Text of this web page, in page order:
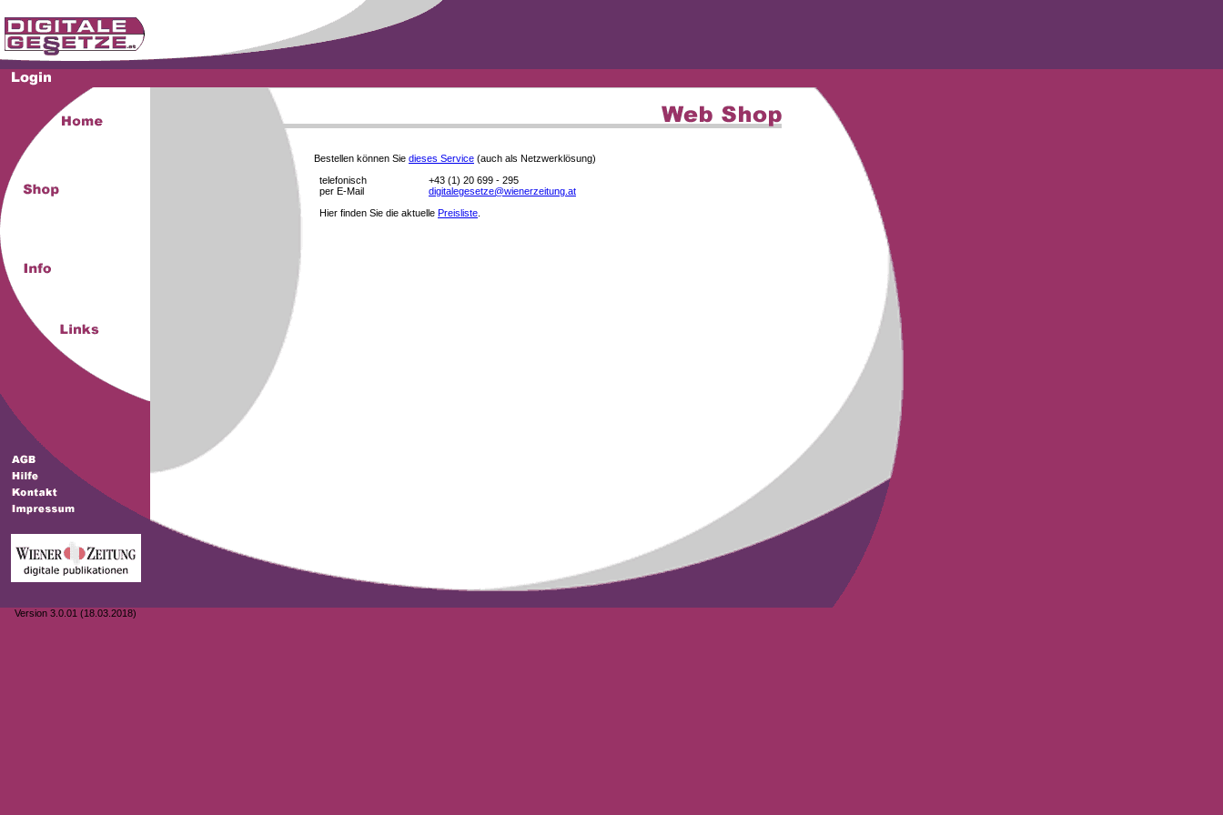
Version 3.0.01 (18.03.2018)
Bestellen können Sie dieses Service (auch als Netzwerklösung)
telefonisch
+43 (1) 20 699 - 295
per E-Mail
digitalegesetze@wienerzeitung.at
Hier finden Sie die aktuelle Preisliste